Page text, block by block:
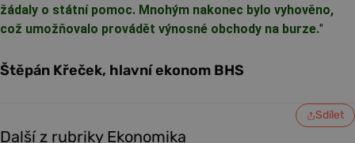
žádaly o státní pomoc. Mnohým nakonec bylo vyhověno,
což umožňovalo provádět výnosné obchody na burze."
Štěpán Křeček, hlavní ekonom BHS
Sdílet
Další z rubriky Ekonomika